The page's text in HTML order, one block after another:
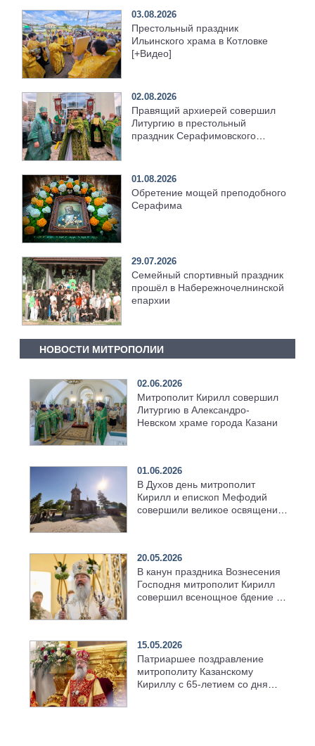
03.08.2026
Престольный праздник
Ильинского храма в Котловке
[+Видео]
02.08.2026
Правящий архиерей совершил
Литургию в престольный
праздник Серафимовского
01.08.2026
Обретение мощей преподобного
Серафима
29.07.2026
Семейный спортивный праздник
прошёл в Набережночелнинской
епархии
НОВОСТИ МИТРОПОЛИИ
02.06.2026
Митрополит Кирилл совершил
Литургию в Александро-
Невском храме города Казани
01.06.2026
В Духов день митрополит
Кирилл и епископ Мефодий
совершили великое освящение
20.05.2026
В канун праздника Вознесения
Господня митрополит Кирилл
совершил всенощное бдение в
15.05.2026
Патриаршее поздравление
митрополиту Казанскому
Кириллу с 65-летием со дня